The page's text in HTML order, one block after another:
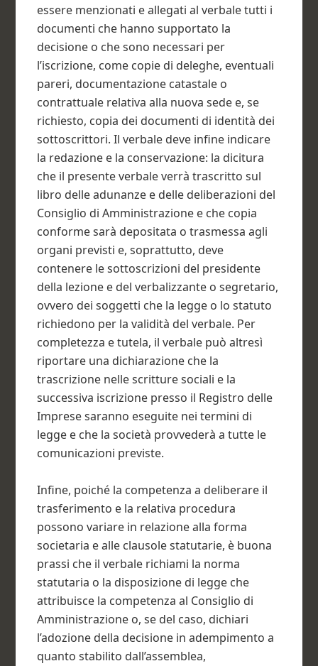
essere menzionati e allegati al verbale tutti i
documenti che hanno supportato la
decisione o che sono necessari per
l’iscrizione, come copie di deleghe, eventuali
pareri, documentazione catastale o
contrattuale relativa alla nuova sede e, se
richiesto, copia dei documenti di identità dei
sottoscrittori. Il verbale deve infine indicare
la redazione e la conservazione: la dicitura
che il presente verbale verrà trascritto sul
libro delle adunanze e delle deliberazioni del
Consiglio di Amministrazione e che copia
conforme sarà depositata o trasmessa agli
organi previsti e, soprattutto, deve
contenere le sottoscrizioni del presidente
della lezione e del verbalizzante o segretario,
ovvero dei soggetti che la legge o lo statuto
richiedono per la validità del verbale. Per
completezza e tutela, il verbale può altresì
riportare una dichiarazione che la
trascrizione nelle scritture sociali e la
successiva iscrizione presso il Registro delle
Imprese saranno eseguite nei termini di
legge e che la società provvederà a tutte le
comunicazioni previste.
Infine, poiché la competenza a deliberare il
trasferimento e la relativa procedura
possono variare in relazione alla forma
societaria e alle clausole statutarie, è buona
prassi che il verbale richiami la norma
statutaria o la disposizione di legge che
attribuisce la competenza al Consiglio di
Amministrazione o, se del caso, dichiari
l’adozione della decisione in adempimento a
quanto stabilito dall’assemblea,